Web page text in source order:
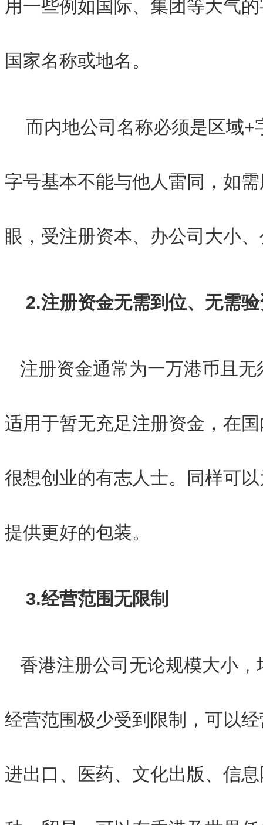
用一些例如国际、集团等大气
国家名称或地名。
而内地公司名称必须是区域+
字号基本不能与他人雷同，如
眼，受注册资本、办公司大小
2.注册资金无需到位、无需
注册资金通常为一万港币且
适用于暂无充足注册资金，在
很想创业的有志人士。同样可
提供更好的包装。
3.经营范围无限制
香港注册公司无论规模大小
经营范围极少受到限制，可以
进出口、医药、文化出版、信